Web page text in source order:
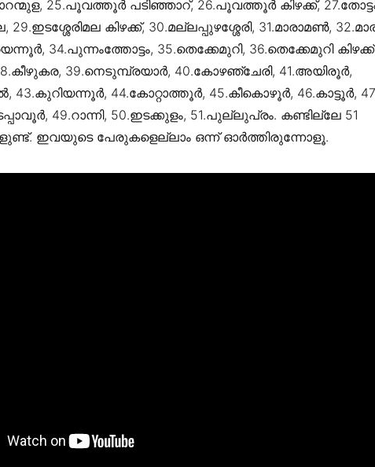
25.പൂവത്തൂർ പടിഞ്ഞാറ്‌, 26.പൂവത്തൂർ കിഴക്ക്‌,
29.ഇടശ്ശേരിമല കിഴക്ക്‌, 30.മല്ലപ്പുഴശ്ശേരി, 31.മാരാമൺ,
34.പുന്നംത്തോട്ടം, 35.തെക്കേമുറി, 36.തെക്കേമുറി
39.നെടുമ്പ്രയാർ, 40.കോഴഞ്ചേരി, 41.അയിരൂർ,
44.കോറ്റാത്തൂർ, 45.കീകൊഴൂർ, 46.കാട്ടൂർ,
49.റാന്നി, 50.ഇടക്കുളം, 51.പുല്ലുപ്രം. കണ്ടില്ലേ 51
ഇവയുടെ പേരുകളെല്ലാം ഒന്ന് ഓർത്തിരുന്നോളൂ.